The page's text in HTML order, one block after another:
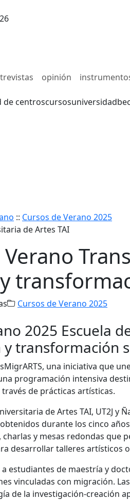
opinión
de centroscursosuniversidad
:: Cursos de Verano 2025
de Artes TAI
Cursos de Verano 2025
una iniciativa que
programación intensiva
de prácticas artísticas.
de Artes TAI, UT2J y
durante los cinco
y mesas redondas
desarrollar talleres artísticos
estudiantes de maestría y
vinculadas con migración.
de la investigación-creación